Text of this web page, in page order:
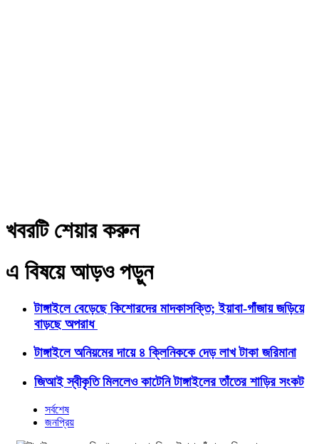
খবরটি শেয়ার করুন
এ বিষয়ে আড়ও পড়ুন
টাঙ্গাইলে বেড়েছে কিশোরদের মাদকাসক্তি; ইয়াবা-গাঁজায় জড়িয়ে
বাড়ছে অপরাধ
টাঙ্গাইলে অনিয়মের দায়ে ৪ ক্লিনিককে দেড় লাখ টাকা জরিমানা
জিআই স্বীকৃতি মিললেও কাটেনি টাঙ্গাইলের তাঁতের শাড়ির সংকট
সর্বশেষ
জনপ্রিয়